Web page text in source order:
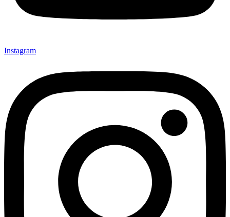
Instagram